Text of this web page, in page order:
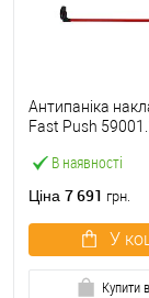
В наявності
Антипаніка
Fast Push
мм червона
Ціна 7 691 грн.
У
Купити